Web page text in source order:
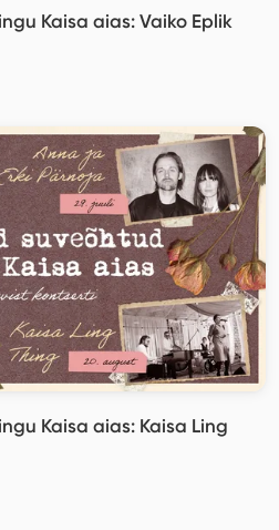
Kaisa aias: Vaiko Eplik
Kaisa aias: Kaisa Ling